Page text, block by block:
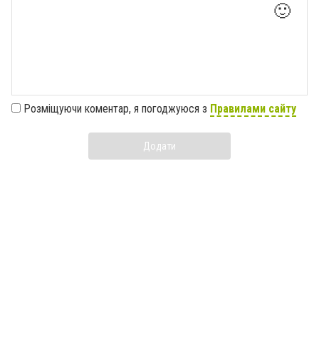
🙂
Розміщуючи коментар, я погоджуюся з Правилами сайту
Додати